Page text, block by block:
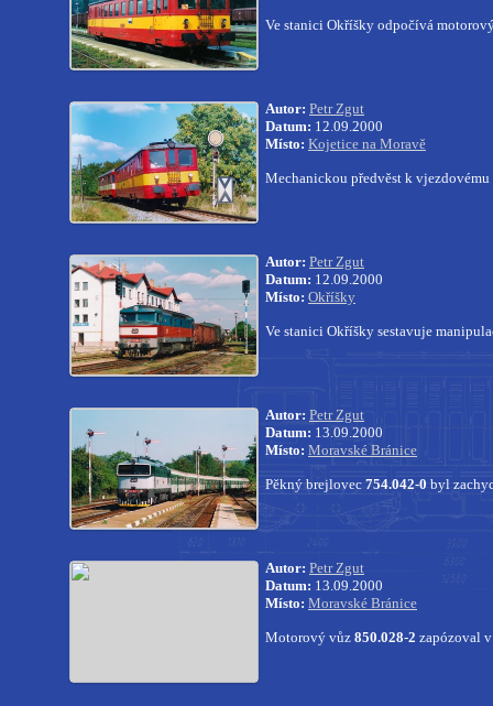
Ve stanici Okříšky odpočívá
Autor: Petr Zgut
Datum: 12.09.2000
Místo: Kojetice na Moravě
Mechanickou předvěst k
Autor: Petr Zgut
Datum: 12.09.2000
Místo: Okříšky
Ve stanici Okříšky sestavuje
Autor: Petr Zgut
Datum: 13.09.2000
Místo: Moravské Bránice
Pěkný brejlovec 754.042-0 byl
Autor: Petr Zgut
Datum: 13.09.2000
Místo: Moravské Bránice
Motorový vůz 850.028-2 zapózoval